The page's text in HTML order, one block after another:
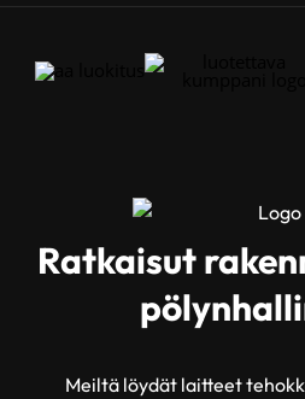
Ratkaisut
Meiltä löydät laitteet